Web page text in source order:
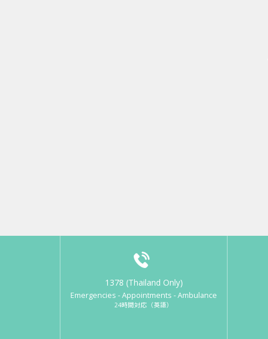
1378 (Thailand Only)
Emergencies - Appointments - Ambulance
24時間対応（英語）